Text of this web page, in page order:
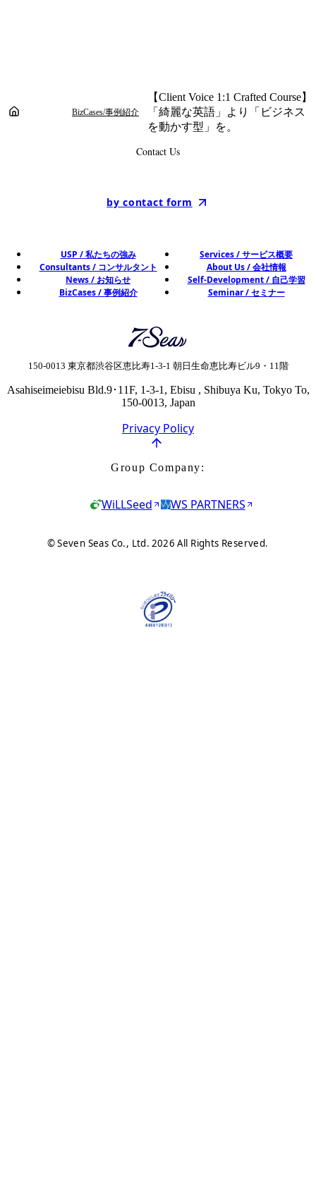
BizCases/事例紹介
【Client Voice 1:1 Crafted Course】
「綺麗な英語」より「ビジネス
を動かす型」を。
Contact Us
by contact form
USP / 私たちの強み
Services / サービス概要
Consultants / コンサルタント
About Us / 会社情報
News / お知らせ
Self-Development / 自己学習
BizCases / 事例紹介
Seminar / セミナー
Seven Seas Co., Ltd. 株式会社セブン
150-0013 東京都渋谷区恵比寿1-3-1 朝日生命恵比寿ビル9・11階
Asahiseimeiebisu Bld.9･11F, 1-3-1, Ebisu , Shibuya Ku, Tokyo To,
150-0013, Japan
Privacy Policy
Group Company:
WiLLSeed WS PARTNERS
© Seven Seas Co., Ltd. 2026 All Rights Reserved.